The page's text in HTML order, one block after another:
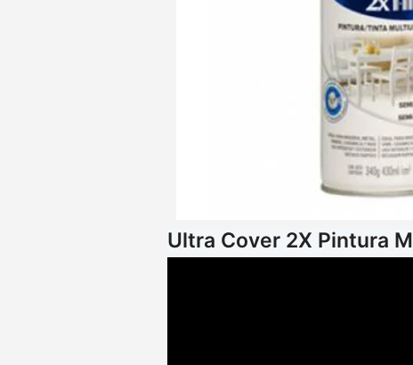
Ultra Cover 2X Pintura